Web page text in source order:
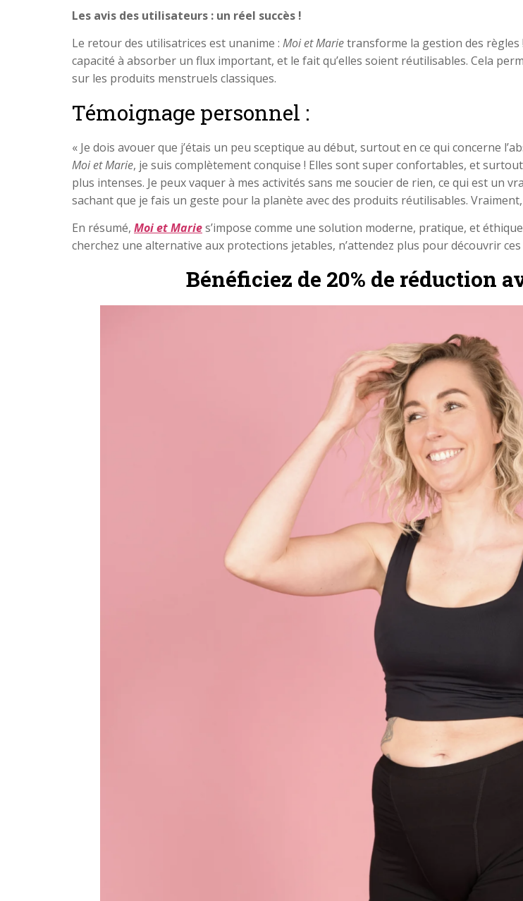
Les avis des utilisateurs : un réel succès !
Le retour des utilisatrices est unanime : Moi et Marietransforme la gestion des
capacité à absorber un flux important, et le fait qu’elles soient réutilisables. Cela
sur les produits menstruels classiques.
Témoignage personnel :
« Je dois avouer que j’étais un peu sceptique au début, surtout en ce qui concerne
Moi et Marie, je suis complètement conquise ! Elles sont super confortables, et
plus intenses. Je peux vaquer à mes activités sans me soucier de rien, ce qui est un
sachant que je fais un geste pour la planète avec des produits réutilisables.
En résumé, Moi et Maries’impose comme une solution moderne, pratique, et
cherchez une alternative aux protections jetables, n’attendez plus pour découvrir
Bénéficiez de 20% de réduction